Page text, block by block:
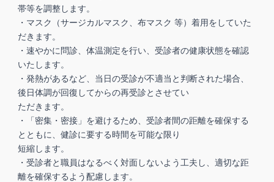
帯等を調整します。
・マスク（サージカルマスク、布マスク 等）着用をしていた
だきます。
・速やかに問診、体温測定を行い、受診者の健康状態を確認
いたします。
・発熱があるなど、当日の受診が不適当と判断された場合、
後日体調が回復してからの再受診とさせてい
ただきます。
・「密集・密接」を避けるため、受診者間の距離を確保する
とともに、健診に要する時間を可能な限り
短縮します。
・受診者と職員はなるべく対面しないよう工夫し、適切な距
離を確保するよう配慮します。